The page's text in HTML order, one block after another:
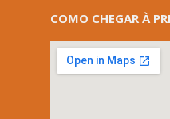
COMO CHEGAR À